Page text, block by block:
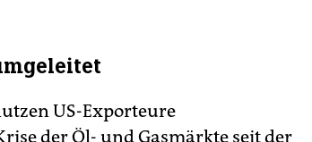
US-Exporteure
der Öl- und Gasmärkte seit der